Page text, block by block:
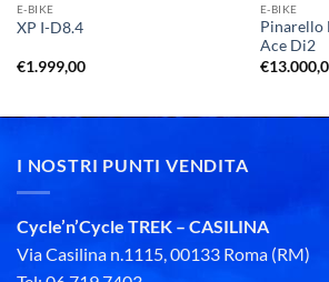
E-BIKE
XP I-D8.4
€1.999,00
E-BIKE
Pinarello
Ace Di2
€
I NOSTRI PUNTI VENDITA
Cycle’n’Cycle TREK – CASILINA
Via Casilina n.1115, 00133 Roma (RM)